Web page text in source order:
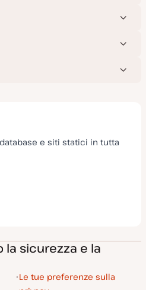
e siti statici in tutta
la sicurezza e la
Le tue preferenze sulla